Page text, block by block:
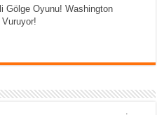
Gölge Oyunu! Washington